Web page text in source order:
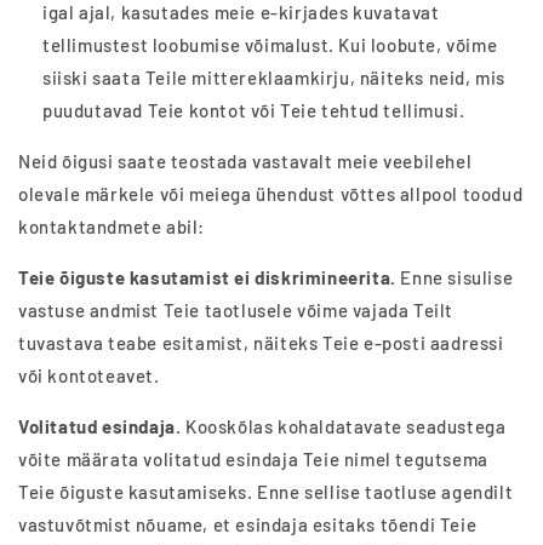
igal ajal, kasutades meie e-kirjades kuvatavat
tellimustest loobumise võimalust. Kui loobute, võime
siiski saata Teile mittereklaamkirju, näiteks neid, mis
puudutavad Teie kontot või Teie tehtud tellimusi.
Neid õigusi saate teostada vastavalt meie veebilehel
olevale märkele või meiega ühendust võttes allpool toodud
kontaktandmete abil:
Teie õiguste kasutamist ei diskrimineerita. Enne sisulise
vastuse andmist Teie taotlusele võime vajada Teilt
tuvastava teabe esitamist, näiteks Teie e-posti aadressi
või kontoteavet.
Volitatud esindaja. Kooskõlas kohaldatavate seadustega
võite määrata volitatud esindaja Teie nimel tegutsema
Teie õiguste kasutamiseks. Enne sellise taotluse agendilt
vastuvõtmist nõuame, et esindaja esitaks tõendi Teie